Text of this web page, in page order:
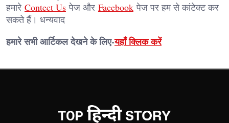
हमारे Contect Us पेज और Facebook पेज पर हम से कांटेक्ट कर
सकते हैं। धन्यवाद
हमारे सभी आर्टिकल देखने के लिए-यहाँ क्लिक करें